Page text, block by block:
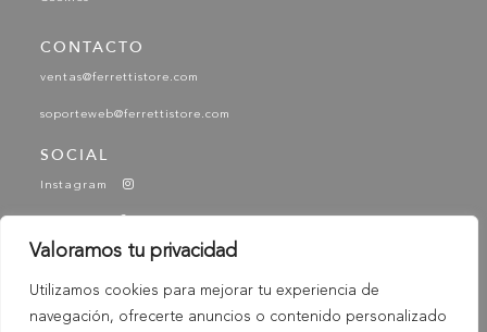
Valoramos tu privacidad
Utilizamos cookies para mejorar tu experiencia de
navegación, ofrecerte anuncios o contenido personalizado
CONTACTO
ventas@ferrettistore.com
soporteweb@ferrettistore.com
SOCIAL
Instagram
YouTube
Tik Tok
-